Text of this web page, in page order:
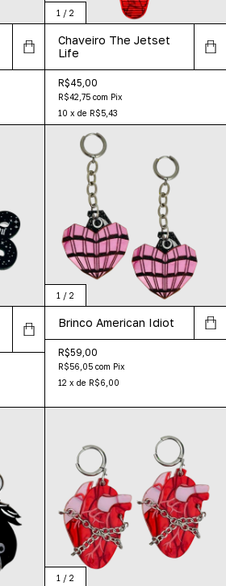
1 / 2
Chaveiro The Jetset
Life
R$45,00
R$42,75 com Pix
10 x de R$5,43
1 / 2
Brinco American Idiot
R$59,00
R$56,05 com Pix
12 x de R$6,00
1 / 2